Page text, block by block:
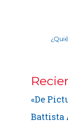
«De
Battista